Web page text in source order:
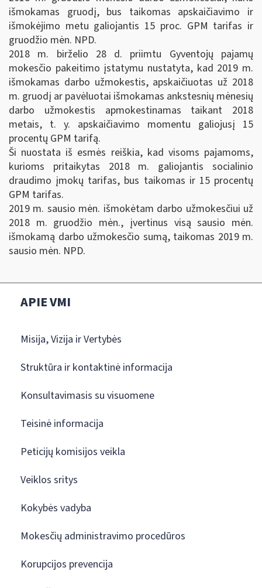
išmokamas gruodį, bus taikomas apskaičiavimo ir
išmokėjimo metu galiojantis 15 proc. GPM tarifas ir
gruodžio mėn. NPD.
2018 m. birželio 28 d. priimtu Gyventojų pajamų
mokesčio pakeitimo įstatymu nustatyta, kad 2019 m.
išmokamas darbo užmokestis, apskaičiuotas už 2018
m. gruodį ar pavėluotai išmokamas ankstesnių mėnesių
darbo užmokestis apmokestinamas taikant 2018
metais, t. y. apskaičiavimo momentu galiojusį 15
procentų GPM tarifą.
Ši nuostata iš esmės reiškia, kad visoms pajamoms,
kurioms pritaikytas 2018 m. galiojantis socialinio
draudimo įmokų tarifas, bus taikomas ir 15 procentų
GPM tarifas.
2019 m. sausio mėn. išmokėtam darbo užmokesčiui už
2018 m. gruodžio mėn., įvertinus visą sausio mėn.
išmokamą darbo užmokesčio sumą, taikomas 2019 m.
sausio mėn. NPD.
APIE VMI
Misija, Vizija ir Vertybės
Struktūra ir kontaktinė informacija
Konsultavimasis su visuomene
Teisinė informacija
Peticijų komisijos veikla
Veiklos sritys
Kokybės vadyba
Mokesčių administravimo procedūros
Korupcijos prevencija